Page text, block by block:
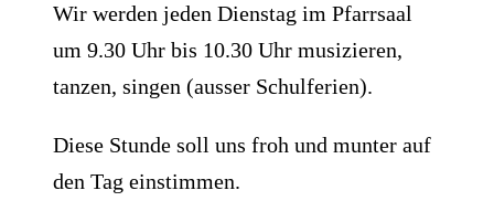
Wir werden jeden Dienstag im Pfarrsaal
um 9.30 Uhr bis 10.30 Uhr musizieren,
tanzen, singen (ausser Schulferien).
Diese Stunde soll uns froh und munter auf
den Tag einstimmen.